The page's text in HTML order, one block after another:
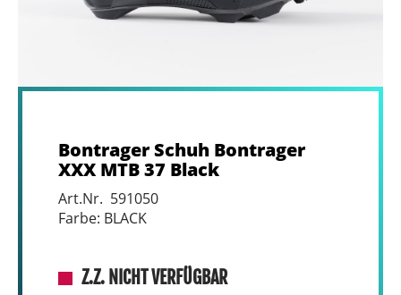
Bontrager Schuh Bontrager
XXX MTB 37 Black
Art.Nr. 591050
Farbe: BLACK
Z.Z. NICHT VERFÜGBAR